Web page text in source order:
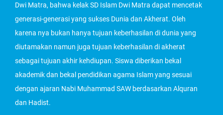
Dwi Matra, bahwa kelak SD Islam Dwi Matra dapat mencetak
generasi-generasi yang sukses Dunia dan Akherat. Oleh
karena nya bukan hanya tujuan keberhasilan di dunia yang
diutamakan namun juga tujuan keberhasilan di akherat
sebagai tujuan akhir kehdiupan. Siswa diberikan bekal
akademik dan bekal pendidikan agama Islam yang sesuai
dengan ajaran Nabi Muhammad SAW berdasarkan Alquran
dan Hadist.